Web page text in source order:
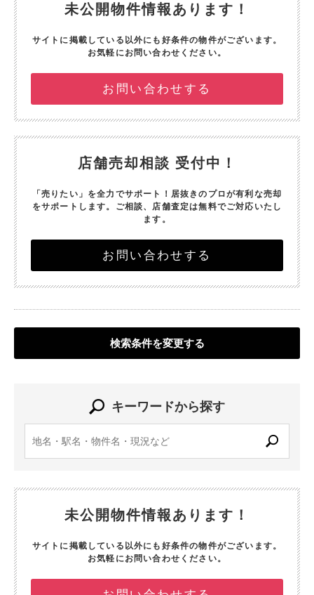
未公開物件情報あります！
サイトに掲載している以外にも好条件の物件がございます。
お気軽にお問い合わせください。
お問い合わせする
店舗売却相談 受付中！
「売りたい」を全力でサポート！ 居抜きのプロが有利な売却
をサポートします。 ご相談、店舗査定は無料でご対応いたし
ます。
お問い合わせする
検索条件を変更する
キーワードから探す
未公開物件情報あります！
サイトに掲載している以外にも好条件の物件がございます。
お気軽にお問い合わせください。